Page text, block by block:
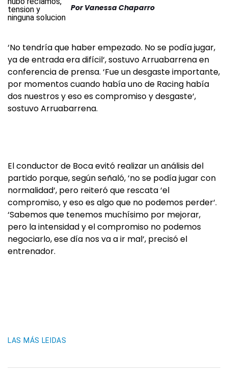
Por Vanessa Chaparro
‘No tendría que haber empezado. No se podía jugar,
ya de entrada era difícil‘, sostuvo Arruabarrena en
conferencia de prensa. ‘Fue un desgaste importante,
por momentos cuando había uno de Racing había
dos nuestros y eso es compromiso y desgaste‘,
sostuvo Arruabarrena.
El conductor de Boca evitó realizar un análisis del
partido porque, según señaló, ‘no se podía jugar con
normalidad‘, pero reiteró que rescata ‘el
compromiso, y eso es algo que no podemos perder‘.
‘Sabemos que tenemos muchísimo por mejorar,
pero la intensidad y el compromiso no podemos
negociarlo, ese día nos va a ir mal‘, precisó el
entrenador.
LAS MÁS LEIDAS